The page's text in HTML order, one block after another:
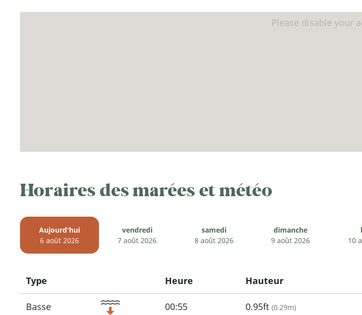
Horaires des marées et météo
Aujourd'hui
6 août 2026
vendredi
7 août 2026
samedi
8 août 2026
dimanche
9 août 2026
10
Type
Icon
Heure Hauteur
Basse 00:55 0.95ft (0.29m)